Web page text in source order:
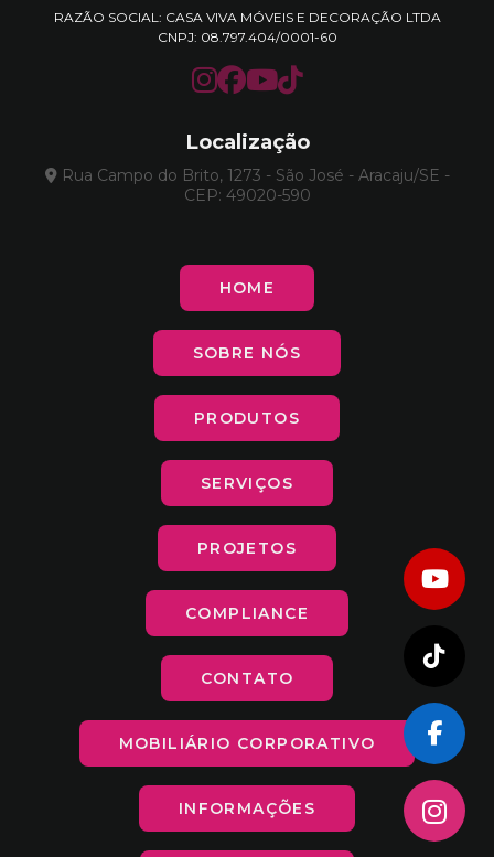
RAZÃO SOCIAL: CASA VIVA MÓVEIS E DECORAÇÃO LTDA
CNPJ: 08.797.404/0001-60
Localização
Rua Campo do Brito, 1273 - São José - Aracaju/SE -
CEP: 49020-590
HOME
SOBRE NÓS
PRODUTOS
SERVIÇOS
PROJETOS
COMPLIANCE
CONTATO
MOBILIÁRIO CORPORATIVO
INFORMAÇÕES